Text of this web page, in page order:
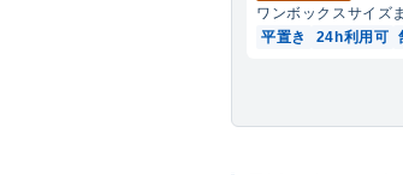
ワンボックスサイズ
平置き
24h利用可